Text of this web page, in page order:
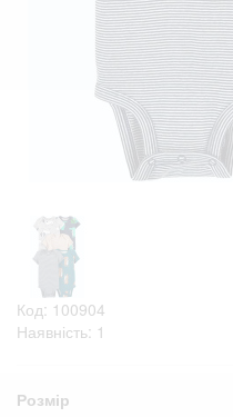
Код: 100904
Наявність: 1
Розмір